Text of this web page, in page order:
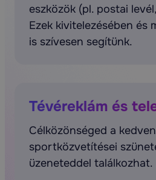
eszközök (pl. postai
Ezek kivitelezésében és
is szívesen segítünk.
Tévéreklám és
Célközönséged a
sportközvetítései
üzeneteddel találkozhat.